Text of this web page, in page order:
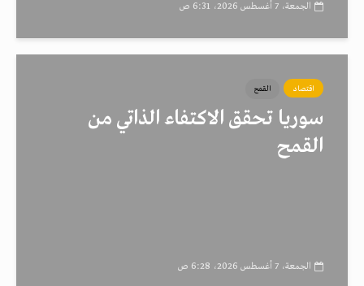
الجمعة، 7 أغسطس 2026، 6:31 ص
اقتصاد القمح
سوريا تحقق الاكتفاء الذاتي من
القمح
الجمعة، 7 أغسطس 2026، 6:28 ص